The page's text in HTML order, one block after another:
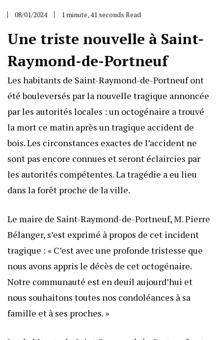
08/01/2024 1 minute, 41 seconds Read
Une triste nouvelle à Saint-
Raymond-de-Portneuf
Les habitants de Saint-Raymond-de-Portneuf ont
été bouleversés par la nouvelle tragique annoncée
par les autorités locales : un octogénaire a trouvé
la mort ce matin après un tragique accident de
bois. Les circonstances exactes de l’accident ne
sont pas encore connues et seront éclaircies par
les autorités compétentes. La tragédie a eu lieu
dans la forêt proche de la ville.
Le maire de Saint-Raymond-de-Portneuf, M. Pierre
Bélanger, s’est exprimé à propos de cet incident
tragique : « C’est avec une profonde tristesse que
nous avons appris le décès de cet octogénaire.
Notre communauté est en deuil aujourd’hui et
nous souhaitons toutes nos condoléances à sa
famille et à ses proches. »